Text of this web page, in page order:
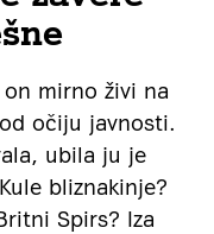
mirno živi na
očiju javnosti.
ubila ju je
bliznakinje?
Spirs? Iza